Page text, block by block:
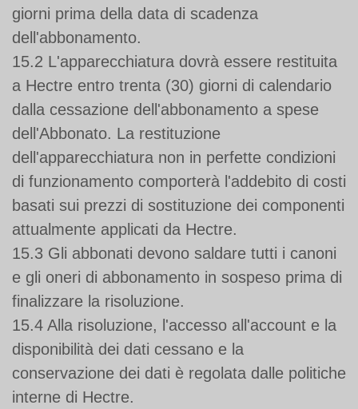
giorni prima della data di scadenza
dell'abbonamento.
15.2 L'apparecchiatura dovrà essere restituita
a Hectre entro trenta (30) giorni di calendario
dalla cessazione dell'abbonamento a spese
dell'Abbonato. La restituzione
dell'apparecchiatura non in perfette condizioni
di funzionamento comporterà l'addebito di costi
basati sui prezzi di sostituzione dei componenti
attualmente applicati da Hectre.
15.3 Gli abbonati devono saldare tutti i canoni
e gli oneri di abbonamento in sospeso prima di
finalizzare la risoluzione.
15.4 Alla risoluzione, l'accesso all'account e la
disponibilità dei dati cessano e la
conservazione dei dati è regolata dalle politiche
interne di Hectre.